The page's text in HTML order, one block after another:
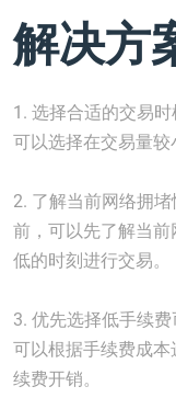
解决方
1. 选择合适的交易
可以选择在交易量较
2. 了解当前网络拥
前，可以先了解当
低的时刻进行交易。
3. 优先选择低手续
可以根据手续费成
续费开销。